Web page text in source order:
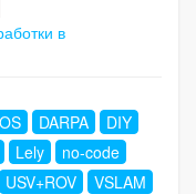
в
DARPA
DIY
Lely
no-code
USV+ROV
VSLAM